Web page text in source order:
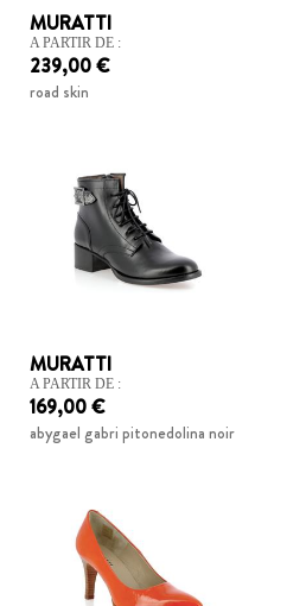
MURATTI
A PARTIR DE :
239,00 €
road skin
MURATTI
A PARTIR DE :
169,00 €
abygael gabri pitonedolina noir